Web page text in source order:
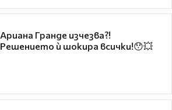
Ариана Гранде изчезва?!
Решението ѝ шокира всички!😯💥